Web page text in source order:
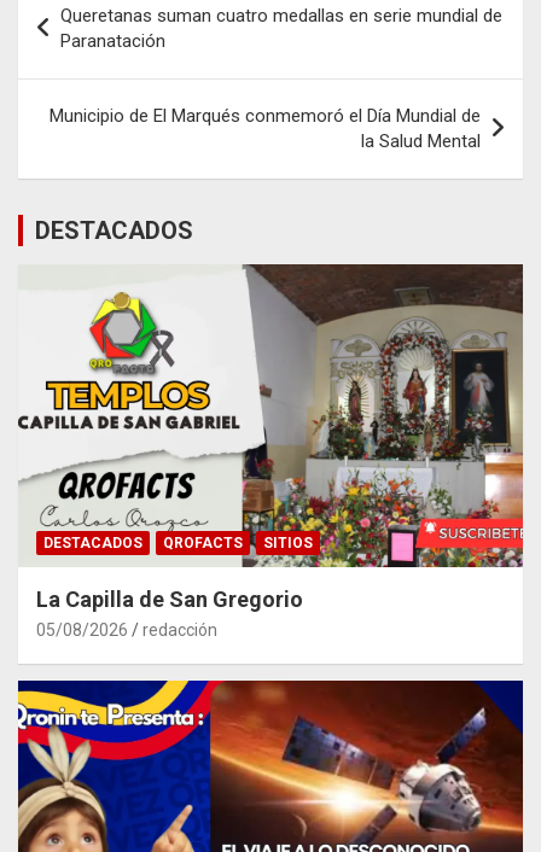
de
entradas
Queretanas suman cuatro medallas en serie mundial de
Paranatación
Municipio de El Marqués conmemoró el Día Mundial de
la Salud Mental
DESTACADOS
DESTACADOS QROFACTS SITIOS
La Capilla de San Gregorio
05/08/2026 redacción